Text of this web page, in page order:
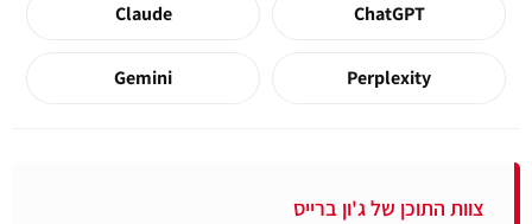
ChatGPT
Claude
Perplexity
Gemini
צוות התוכן של ג'ון ברייס